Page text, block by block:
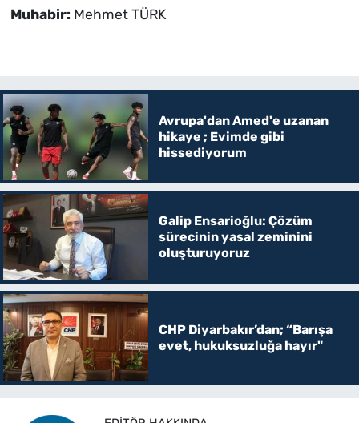
Muhabir: Mehmet TÜRK
Avrupa'dan Amed'e uzanan
hikaye ; Evimde gibi
hissediyorum
Galip Ensarioğlu: Çözüm
sürecinin yasal zeminini
oluşturuyoruz
CHP Diyarbakır’dan; “Barışa
evet, hukuksuzluğa hayır"